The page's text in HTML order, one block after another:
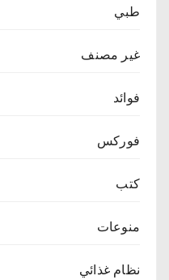
طبي
غير مصنف
فوائد
فوركس
كتب
منوعات
نظام غذائي